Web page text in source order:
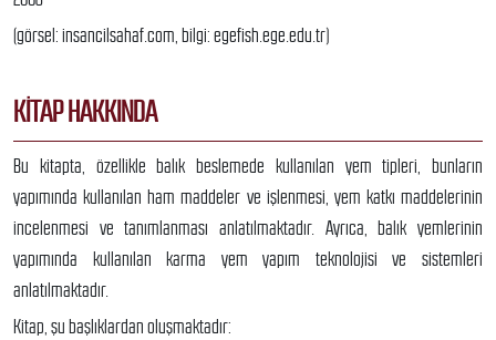
(görsel: insancilsahaf.com, bilgi: egefish.ege.edu.tr)
KITAP HAKKINDA
Bu kitapta, özellikle balık beslemede kullanılan yem tipleri, bunların
yapımında kullanılan ham maddeler ve işlenmesi, yem katkı maddelerinin
incelenmesi ve tanımlanması anlatılmaktadır. Ayrıca, balık yemlerinin
yapımında kullanılan karma yem yapım teknolojisi ve sistemleri
anlatılmaktadır.
Kitap, şu başlıklardan oluşmaktadır: